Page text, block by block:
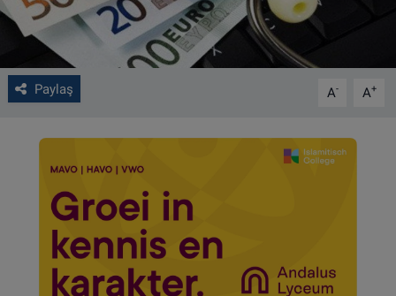
Paylaş A- A+
CONTACT
Çerez Politikası